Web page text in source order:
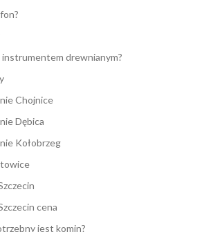
drewnianym?
Chojnice
Dębica
Kołobrzeg
cena
jest komin?